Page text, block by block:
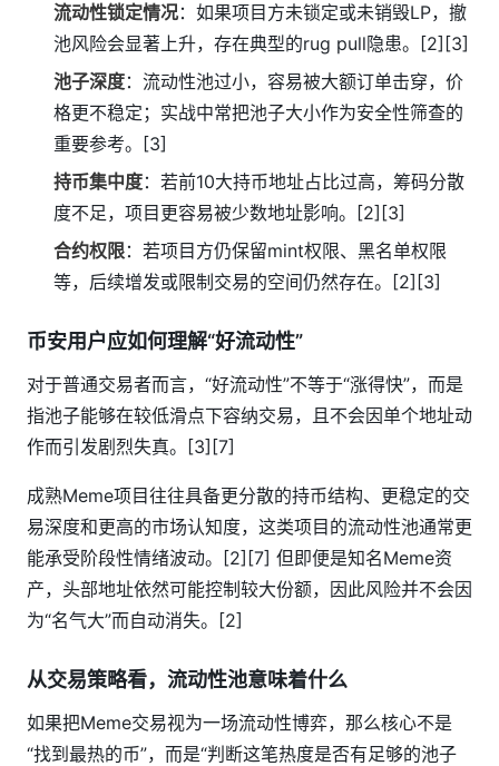
流动性锁定情况：如果项目方未锁定或未销毁LP，撤
池风险会显著上升，存在典型的rug pull隐患。[2][3]
池子深度：流动性池过小，容易被大额订单击穿，价
格更不稳定；实战中常把池子大小作为安全性筛查的
重要参考。[3]
持币集中度：若前10大持币地址占比过高，筹码分散
度不足，项目更容易被少数地址影响。[2][3]
合约权限：若项目方仍保留mint权限、黑名单权限
等，后续增发或限制交易的空间仍然存在。[2][3]
币安用户应如何理解“好流动性”
对于普通交易者而言，“好流动性”不等于“涨得快”，而是
指池子能够在较低滑点下容纳交易，且不会因单个地址动
作而引发剧烈失真。[3][7]
成熟Meme项目往往具备更分散的持币结构、更稳定的交
易深度和更高的市场认知度，这类项目的流动性池通常更
能承受阶段性情绪波动。[2][7] 但即便是知名Meme资
产，头部地址依然可能控制较大份额，因此风险并不会因
为“名气大”而自动消失。[2]
从交易策略看，流动性池意味着什么
如果把Meme交易视为一场流动性博弈，那么核心不是
“找到最热的币”，而是“判断这笔热度是否有足够的池子